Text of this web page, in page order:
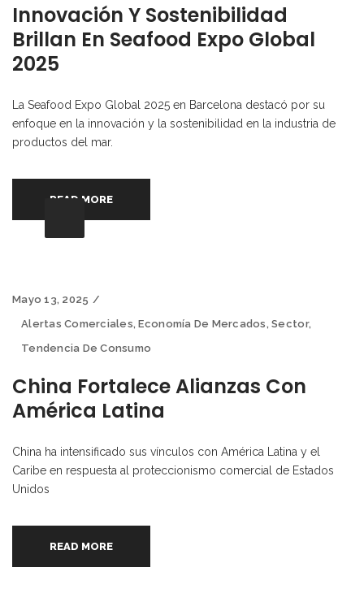
Innovación Y Sostenibilidad
Brillan En Seafood Expo Global
2025
La Seafood Expo Global 2025 en Barcelona destacó por su
enfoque en la innovación y la sostenibilidad en la industria de
productos del mar.
READ MORE
Mayo 13, 2025
Alertas Comerciales,Economía De Mercados ,Sector,
Tendencia De Consumo
China Fortalece Alianzas Con
América Latina
China ha intensificado sus vínculos con América Latina y el
Caribe en respuesta al proteccionismo comercial de Estados
Unidos
READ MORE